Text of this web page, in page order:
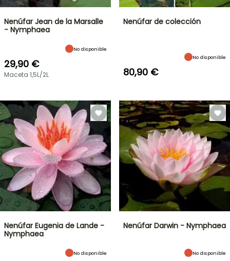
Nenúfar Jean de la Marsalle
- Nymphaea
No disponible
29,90 €
Maceta 1,5L/2L
Nenúfar de colección
No disponible
80,90 €
Nenúfar Eugenia de Lande -
Nymphaea
No disponible
Nenúfar Darwin - Nymphaea
No disponible